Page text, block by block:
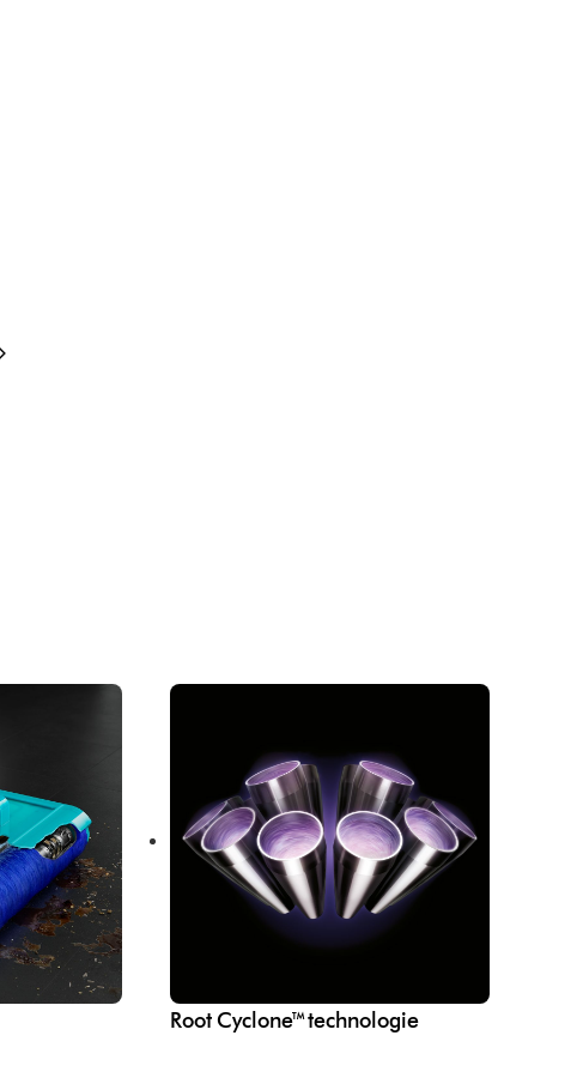
Root Cyclone™ technologie